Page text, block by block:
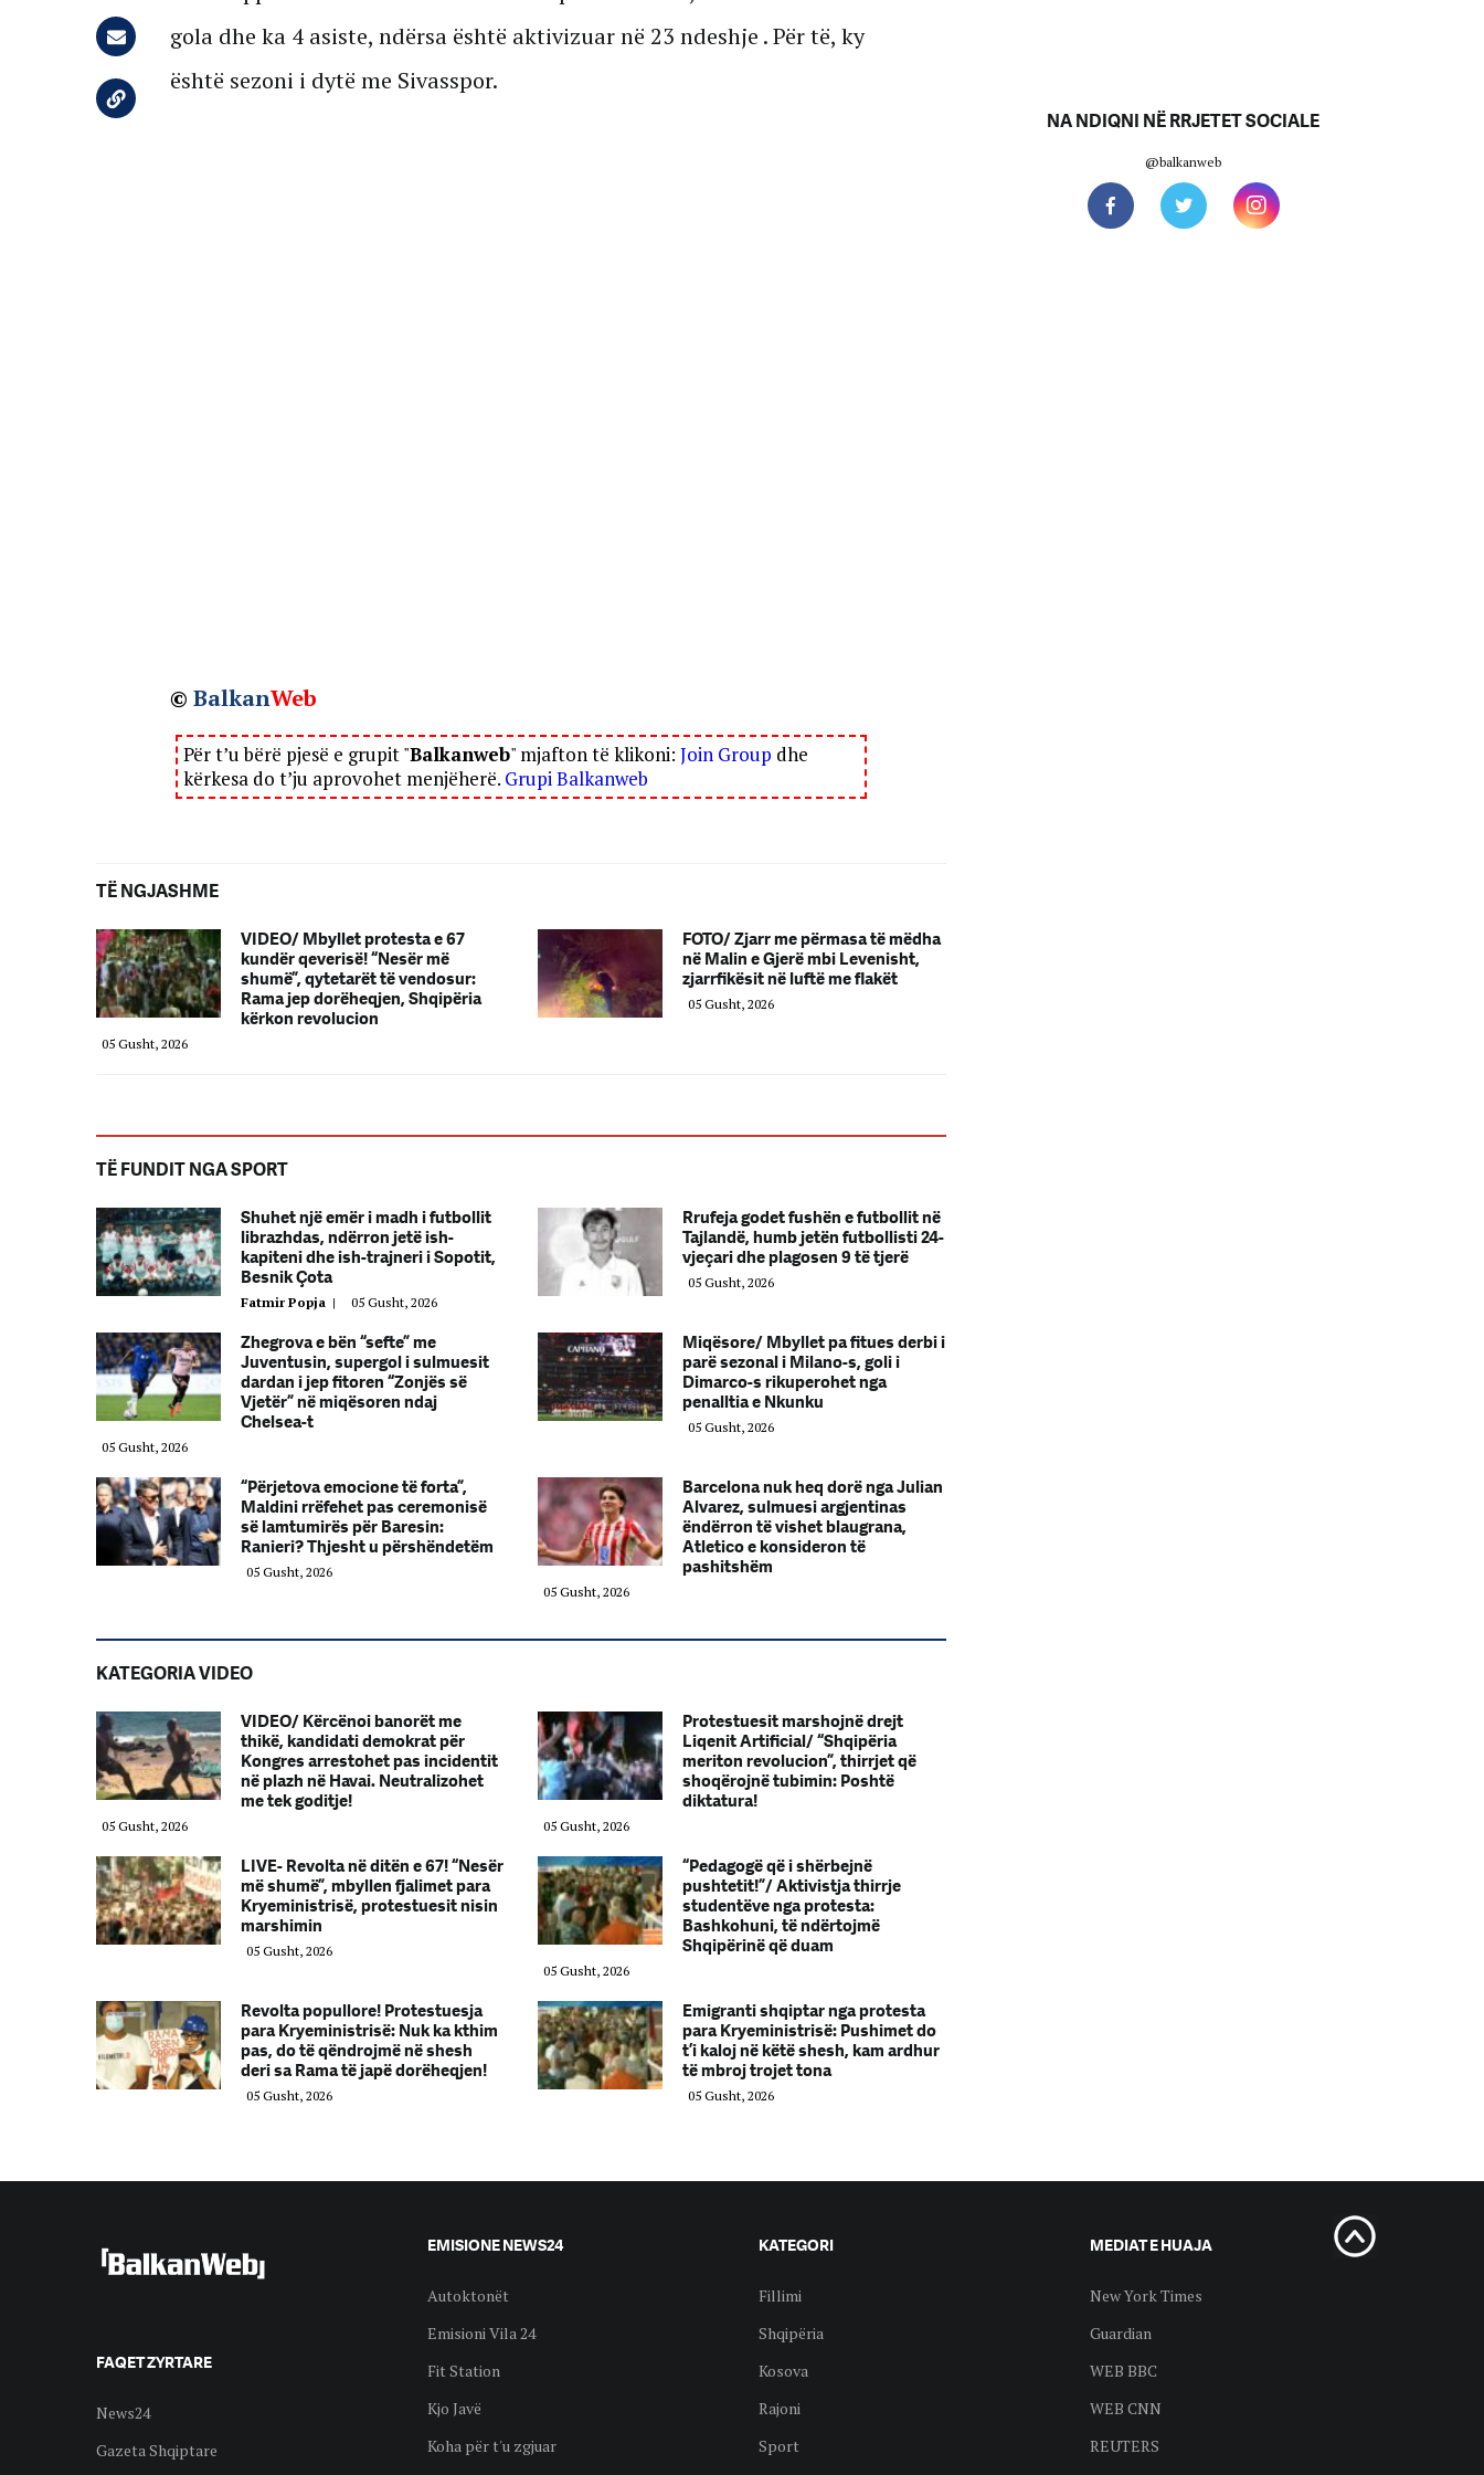
gola dhe ka 4 asiste, ndërsa është aktivizuar në 23 ndeshje . Për të, ky
është sezoni i dytë me Sivasspor.
© BalkanWeb
Për t’u bërë pjesë e grupit "Balkanweb" mjafton të klikoni: Join Group dhe
kërkesa do t’ju aprovohet menjëherë. Grupi Balkanweb
TË NGJASHME
VIDEO/ Mbyllet protesta e 67
kundër qeverisë! “Nesër më
shumë”, qytetarët të vendosur:
Rama jep dorëheqjen, Shqipëria
kërkon revolucion
05 Gusht, 2026
FOTO/ Zjarr me përmasa të mëdha
në Malin e Gjerë mbi Levenisht,
zjarrfikësit në luftë me flakët
05 Gusht, 2026
TË FUNDIT NGA SPORT
Shuhet një emër i madh i futbollit
librazhdas, ndërron jetë ish-
kapiteni dhe ish-trajneri i Sopotit,
Besnik Çota
Fatmir Popja | 05 Gusht, 2026
Rrufeja godet fushën e futbollit në
Tajlandë, humb jetën futbollisti 24-
vjeçari dhe plagosen 9 të tjerë
05 Gusht, 2026
Zhegrova e bën “sefte” me
Juventusin, supergol i sulmuesit
dardan i jep fitoren “Zonjës së
Vjetër” në miqësoren ndaj
Chelsea-t
05 Gusht, 2026
Miqësore/ Mbyllet pa fitues derbi i
parë sezonal i Milano-s, goli i
Dimarco-s rikuperohet nga
penalltia e Nkunku
05 Gusht, 2026
“Përjetova emocione të forta”,
Maldini rrëfehet pas ceremonisë
së lamtumirës për Baresin:
Ranieri? Thjesht u përshëndetëm
05 Gusht, 2026
Barcelona nuk heq dorë nga Julian
Alvarez, sulmuesi argjentinas
ëndërron të vishet blaugrana,
Atletico e konsideron të
pashitshëm
05 Gusht, 2026
KATEGORIA VIDEO
VIDEO/ Kërcënoi banorët me
thikë, kandidati demokrat për
Kongres arrestohet pas incidentit
në plazh në Havai. Neutralizohet
me tek goditje!
05 Gusht, 2026
Protestuesit marshojnë drejt
Liqenit Artificial/ “Shqipëria
meriton revolucion”, thirrjet që
shoqërojnë tubimin: Poshtë
diktatura!
05 Gusht, 2026
LIVE- Revolta në ditën e 67! “Nesër
më shumë”, mbyllen fjalimet para
Kryeministrisë, protestuesit nisin
marshimin
05 Gusht, 2026
“Pedagogë që i shërbejnë
pushtetit!”/ Aktivistja thirrje
studentëve nga protesta:
Bashkohuni, të ndërtojmë
Shqipërinë që duam
05 Gusht, 2026
Revolta popullore! Protestuesja
para Kryeministrisë: Nuk ka kthim
pas, do të qëndrojmë në shesh
deri sa Rama të japë dorëheqjen!
05 Gusht, 2026
Emigranti shqiptar nga protesta
para Kryeministrisë: Pushimet do
t’i kaloj në këtë shesh, kam ardhur
të mbroj trojet tona
05 Gusht, 2026
NA NDIQNI NË RRJETET SOCIALE
@balkanweb
FAQET ZYRTARE
News24
Gazeta Shqiptare
EMISIONE NEWS24
Autoktonët
Emisioni Vila 24
Fit Station
Kjo Javë
Koha për t'u zgjuar
KATEGORI
Fillimi
Shqipëria
Kosova
Rajoni
Sport
MEDIAT E HUAJA
New York Times
Guardian
WEB BBC
WEB CNN
REUTERS